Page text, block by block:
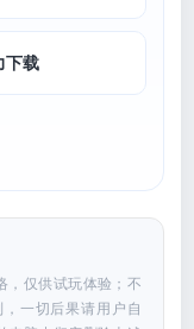
下载
，仅供试玩体验；不
一切后果请用户自